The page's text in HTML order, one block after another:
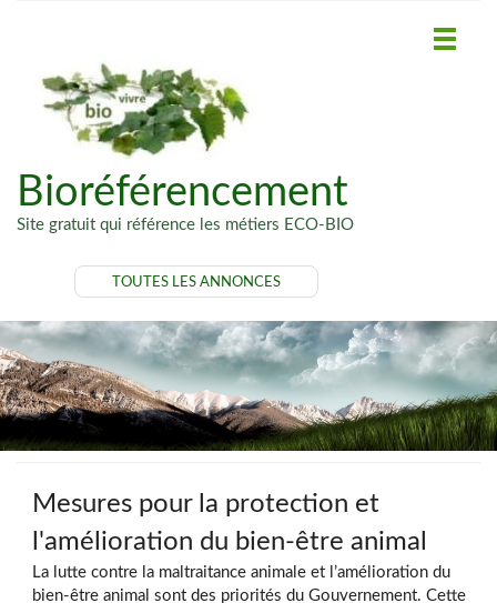
Bioréférencement
Site gratuit qui référence les métiers ECO-BIO
TOUTES LES ANNONCES
Mesures pour la protection et
l'amélioration du bien-être animal
La lutte contre la maltraitance animale et l’amélioration du
bien-être animal sont des priorités du Gouvernement. Cette